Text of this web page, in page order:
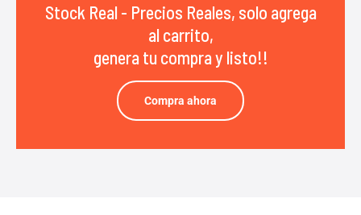
Stock Real - Precios Reales, solo agrega
al carrito,
genera tu compra y listo!!
Compra ahora